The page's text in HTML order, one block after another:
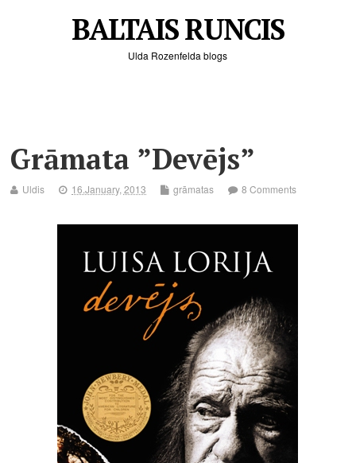
BALTAIS RUNCIS
Ulda Rozenfelda blogs
Grāmata ”Devējs”
Uldis 16.January, 2013 grāmatas 8 Comments